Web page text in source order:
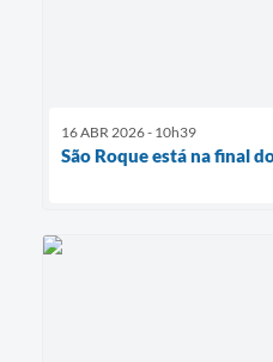
16 ABR 2026 - 10h39
São Roque está na final